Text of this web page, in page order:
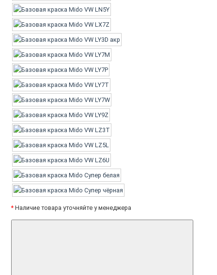
* Наличие товара уточняйте у менеджера